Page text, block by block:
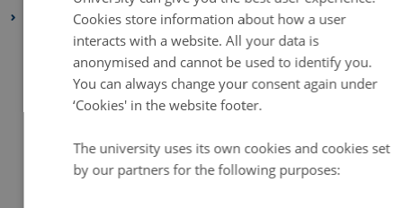
December 2023(2 entries)
September 2023(1 entry)
July 2023(2 entries)
April 2023(2 entries)
March 2023(3 entries)
Cookies store information about how a user
interacts with a website. All your data is
anonymised and cannot be used to identify you.
You can always change your consent again under
‘Cookies' in the website footer.
The university uses its own cookies and cookies set
by our partners for the following purposes: